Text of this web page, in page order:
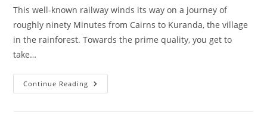
This well-known railway winds its way on a journey of
roughly ninety Minutes from Cairns to Kuranda, the village
in the rainforest. Towards the prime quality, you get to
take…
Continue Reading Skyrail